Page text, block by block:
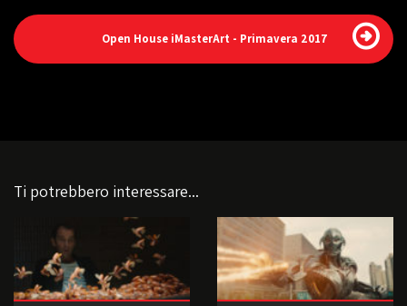
Open House iMasterArt - Primavera 2017
Ti potrebbero interessare...